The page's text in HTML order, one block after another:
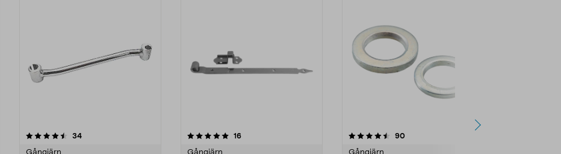
34recensioner
Gångjärn
5.0 av 5 stjärnor 16recensioner
Gångjärn
4.5 av 5 stjärnor 90recensioner
Gångjärn
4.5 av 5 stjärnor